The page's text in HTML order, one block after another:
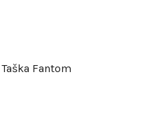
Taška Fantom